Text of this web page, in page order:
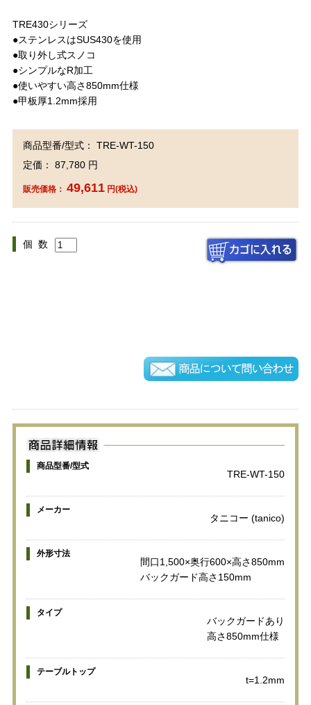
TRE430シリーズ
●ステンレスはSUS430を使用
●取り外し式スノコ
●シンプルなR加工
●使いやすい高さ850mm仕様
●甲板厚1.2mm採用
商品型番/型式： TRE-WT-150
定価： 87,780 円
販売価格： 49,611円(税込)
個 数
商品型番/型式
TRE-WT-150
メーカー
タニコー (tanico)
外形寸法
間口1,500×奥行600×高さ850mm
バックガード高さ150mm
タイプ
バックガードあり
高さ850mm仕様
テーブルトップ
t=1.2mm